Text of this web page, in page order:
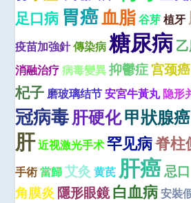
足口病 胃癌 血脂 谷芽 植牙
疫苗加強針傳染病 糖尿病
消融治疗 病毒變異 抑鬱症宫颈癌
杞子 磨玻璃结节 安宮牛黃丸隐形
冠病毒肝硬化甲狀腺癌
肝近视激光手术 罕见病脊柱
手術 當歸 艾灸 黄芪 肝癌忌口
角膜炎 隱形眼鏡白血病 安裝